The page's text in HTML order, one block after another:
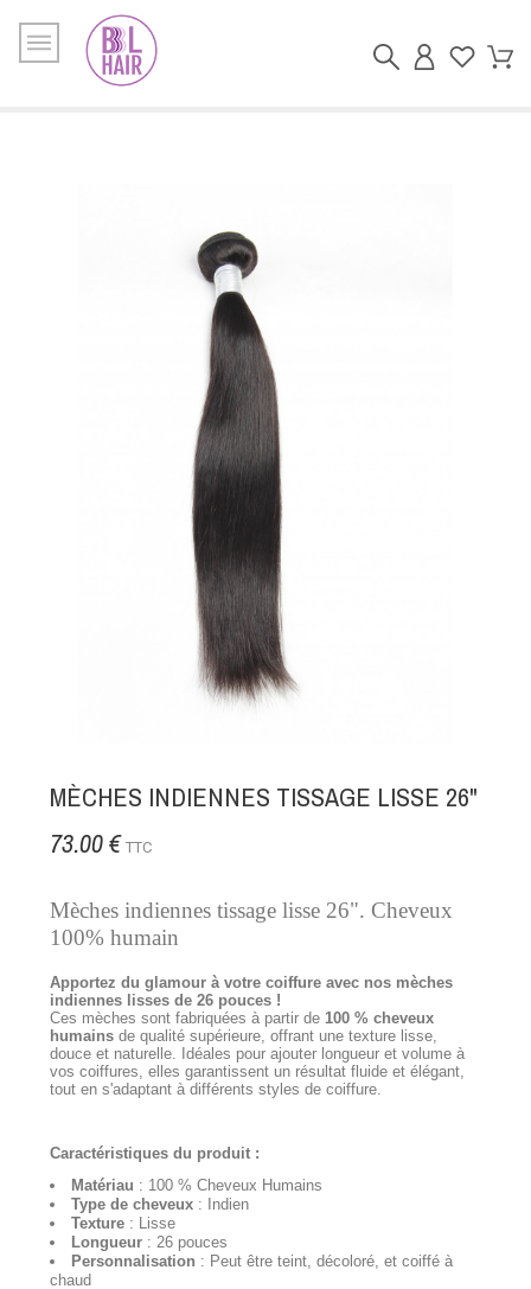
MÈCHES INDIENNES TISSAGE LISSE 26"
73.00 € TTC
Mèches indiennes tissage lisse 26". Cheveux
100% humain
Apportez du glamour à votre coiffure avec nos mèches
indiennes lisses de 26 pouces !
Ces mèches sont fabriquées à partir de 100 % cheveux
humains de qualité supérieure, offrant une texture lisse,
douce et naturelle. Idéales pour ajouter longueur et volume à
vos coiffures, elles garantissent un résultat fluide et élégant,
tout en s'adaptant à différents styles de coiffure.
Caractéristiques du produit :
Matériau : 100 % Cheveux Humains
Type de cheveux : Indien
Texture : Lisse
Longueur : 26 pouces
Personnalisation : Peut être teint, décoloré, et coiffé à
chaud